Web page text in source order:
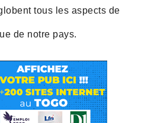
tous les aspects de
de notre pays.